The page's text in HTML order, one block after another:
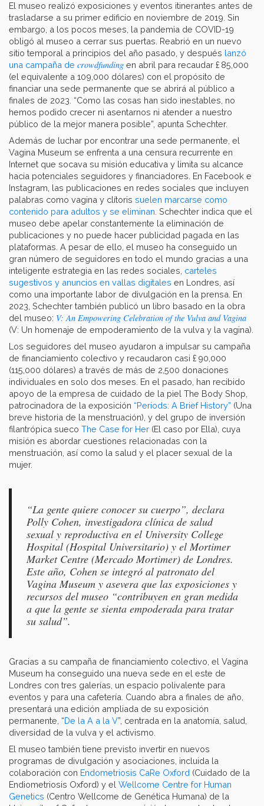
El museo realizó exposiciones y eventos itinerantes antes de
trasladarse a su primer edificio en noviembre de 2019. Sin
embargo, a los pocos meses, la pandemia de COVID-19
obligó al museo a cerrar sus puertas. Reabrió en un nuevo
sitio temporal a principios del año pasado, y después lanzó
una campaña de crowdfunding en abril para recaudar £ 85,000
(el equivalente a 109,000 dólares) con el propósito de
financiar una sede permanente que se abrirá al público a
finales de 2023. “Como las cosas han sido inestables, no
hemos podido crecer ni asentarnos ni atender a nuestro
público de la mejor manera posible”, apunta Schechter.
Además de luchar por encontrar una sede permanente, el
Vagina Museum se enfrenta a una censura recurrente en
Internet que socava su misión educativa y limita su alcance
hacia potenciales seguidores y financiadores. En Facebook e
Instagram, las publicaciones en redes sociales que incluyen
palabras como vagina y clítoris suelen marcarse como
contenido para adultos y se eliminan . Schechter indica que el
museo debe apelar constantemente la eliminación de
publicaciones y no puede hacer publicidad pagada en las
plataformas. A pesar de ello, el museo ha conseguido un
gran número de seguidores en todo el mundo gracias a una
inteligente estrategia en las redes sociales, carteles
sugestivos y anuncios en vallas digitales en Londres, así
como una importante labor de divulgación en la prensa. En
2023, Schechter también publicó un libro basado en la obra
del museo: V: An Empowering Celebration of the Vulva and Vagina
(V: Un homenaje de empoderamiento de la vulva y la vagina).
Los seguidores del museo ayudaron a impulsar su campaña
de financiamiento colectivo y recaudaron casi £ 90,000
(115,000 dólares) a través de más de 2,500 donaciones
individuales en solo dos meses. En el pasado, han recibido
apoyo de la empresa de cuidado de la piel The Body Shop,
patrocinadora de la exposición “Periods: A Brief History” (Una
breve historia de la menstruación), y del grupo de inversión
filantrópica sueco The Case for Her (El caso por Ella), cuya
misión es abordar cuestiones relacionadas con la
menstruación, así como la salud y el placer sexual de la
mujer.
“La gente quiere conocer su cuerpo”, declara
Polly Cohen, investigadora clínica de salud
sexual y reproductiva en el University College
Hospital (Hospital Universitario) y el Mortimer
Market Centre (Mercado Mortimer) de Londres.
Este año, Cohen se integró al patronato del
Vagina Museum y asevera que las exposiciones y
recursos del museo “contribuyen en gran medida
a que la gente se sienta empoderada para tratar
su salud”.
Gracias a su campaña de financiamiento colectivo, el Vagina
Museum ha conseguido una nueva sede en el este de
Londres con tres galerías, un espacio polivalente para
eventos y para una cafetería. Cuando abra a finales de año,
presentará una edición ampliada de su exposición
permanente, “De la A a la V”, centrada en la anatomía, salud,
diversidad de la vulva y el activismo.
El museo también tiene previsto invertir en nuevos
programas de divulgación y asociaciones, incluida la
colaboración con Endometriosis CaRe Oxford (Cuidado de la
Endiometriosis Oxford) y el Wellcome Centre for Human
Genetics (Centro Wellcome de Genética Humana) de la